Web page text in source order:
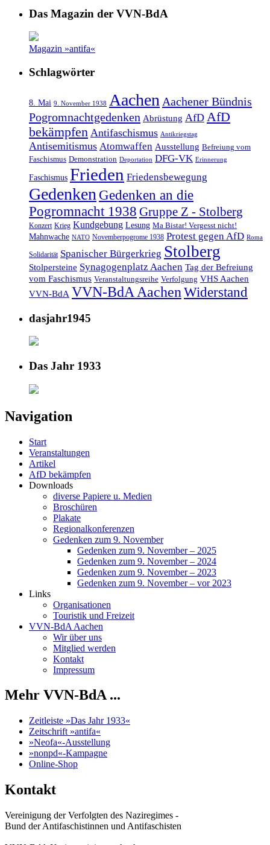
Das Magazin der VVN-BdA
Magazin »antifa«
Schlagwörter
8. Mai 9. November 1938 Aachen Aachener Bündnis
Pogromnachtgedenken Abrüstung AfD AfD
bekämpfen Antifaschismus Antikriegstag
Antisemitismus Atomwaffen Ausstellung Befreiung vom
Faschismus Demonstration Deportation DFG-VK Erinnerung
Faschismus Frieden Friedensbewegung
Gedenken Gedenken an die
Pogromnacht 1938 Gruppe Z - Stolberg
Konzert Krieg Kundgebung Lesung Ma Bistar! Vergesst nicht!
Mahnwache NATO Novemberpogrome 1938 Protest gegen AfD Roma
Solidarität Spanischer Bürgerkrieg Stolberg
Stolpersteine Synagogenplatz Aachen Tag der Befreiung
vom Faschismus Veranstaltungsreihe Verfolgung VHS Aachen
VVN-BdA VVN-BdA AachenWiderstand
dasjahr1945
Das Jahr 1933
Navigation
Start
Veranstaltungen
Artikel
AfD bekämpfen
Downloads
diverse Papiere u. Medien
Broschüren
Plakate
Regionalkonferenzen
Gedenken zum 9. November
Gedenken zum 9. November – 2025
Gedenken zum 9. November – 2024
Gedenken zum 9. November – 2023
Gedenken zum 9. November – vor 2023
Links
Organisationen
Touristik und Freizeit
VVN-BdA Aachen
Wir über uns
Mitglied werden
Kontakt
Impressum
Mehr VVN-BdA ...
Zeitleiste »Das Jahr 1933«
Zeitschrift »antifa«
»Neofa«-Ausstellung
»nonpd«-Kampagne
Online-Shop
Kontakt
Vereinigung der Verfolgten des Naziregimes -
Bund der Antifaschistinnen und Antifaschisten